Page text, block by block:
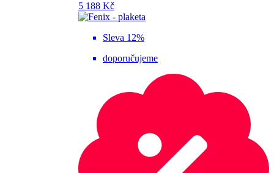
5 188 Kč
Sleva 12%
doporučujeme